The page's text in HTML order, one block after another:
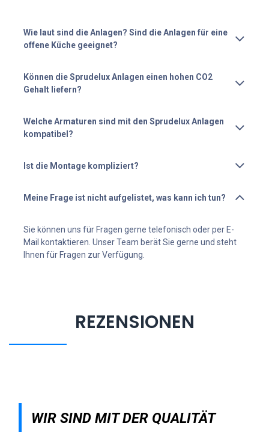
Wie laut sind die Anlagen? Sind die Anlagen für eine
offene Küche geeignet?
Können die Sprudelux Anlagen einen hohen CO2
Gehalt liefern?
Welche Armaturen sind mit den Sprudelux Anlagen
kompatibel?
Sie können uns für Fragen gerne telefonisch oder per E-
Mail kontaktieren. Unser Team berät Sie gerne und steht
Ihnen für Fragen zur Verfügung.
REZENSIONEN
WIR SIND MIT DER QUALITÄT